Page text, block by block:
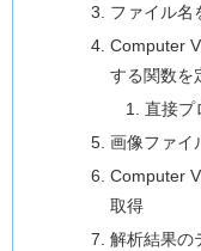
ファイル名
Computer
する関数を
直接プ
画像ファイ
Computer
取得
解析結果の